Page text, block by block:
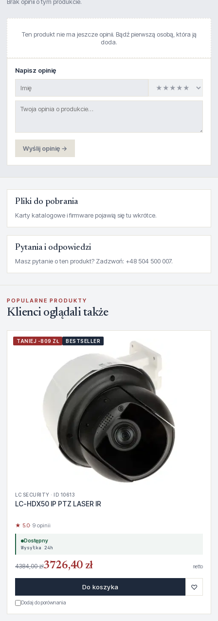
Ten produkt nie ma jeszcze opinii. Bądź pierwszą osobą, która ją
doda.
Napisz opinię
Wyślij opinię →
Pliki do pobrania
Karty katalogowe i firmware pojawią się tu wkrótce.
Pytania i odpowiedzi
Masz pytanie o ten produkt? Zadzwoń: +48 504 500 007.
POPULARNE PRODUKTY
Klienci oglądali także
TANIEJ -809 ZŁ BESTSELLER
LC SECURITY · ID 10613
LC-HDX50 IP PTZ LASER IR
★ 5.0· 9 opinii
Dostępny
Wysyłka 24h
4384,00 zł3726,40 zł netto
Do koszyka ♡
Dodaj do porównania